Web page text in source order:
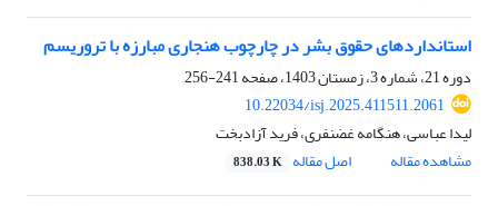
استانداردهای حقوق بشر در چارچوب هنجاری مبارزه با تروریسم
دوره 21، شماره 3، زمستان 1403، صفحه
241-256
10.22034/isj.2025.411511.2061
لیدا عباسی، هنگامه غضنفری، فرید آزادبخت
مشاهده مقاله
اصل مقاله 838.03 K